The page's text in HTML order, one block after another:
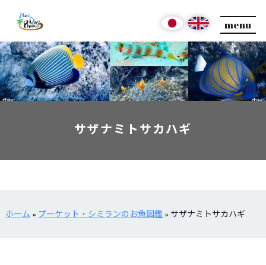
menu
サザナミトサカハギ
ホーム » プーケット・シミランのお魚図鑑» サザナミトサカハギ